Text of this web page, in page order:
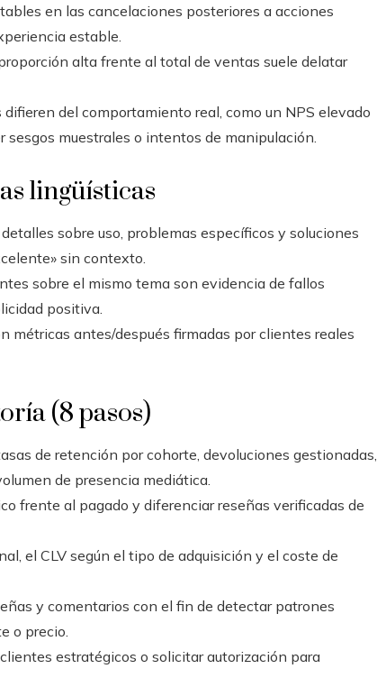
en las cancelaciones posteriores a acciones
estable.
alta frente al total de ventas suele delatar
del comportamiento real, como un NPS elevado
muestrales o intentos de manipulación.
lingüísticas
sobre uso, problemas específicos y soluciones
sin contexto.
sobre el mismo tema son evidencia de fallos
positiva.
métricas antes/después firmadas por clientes reales
(8 pasos)
de retención por cohorte, devoluciones gestionadas,
de presencia mediática.
frente al pagado y diferenciar reseñas verificadas de
el CLV según el tipo de adquisición y el coste de
y comentarios con el fin de detectar patrones
o precio.
estratégicos o solicitar autorización para